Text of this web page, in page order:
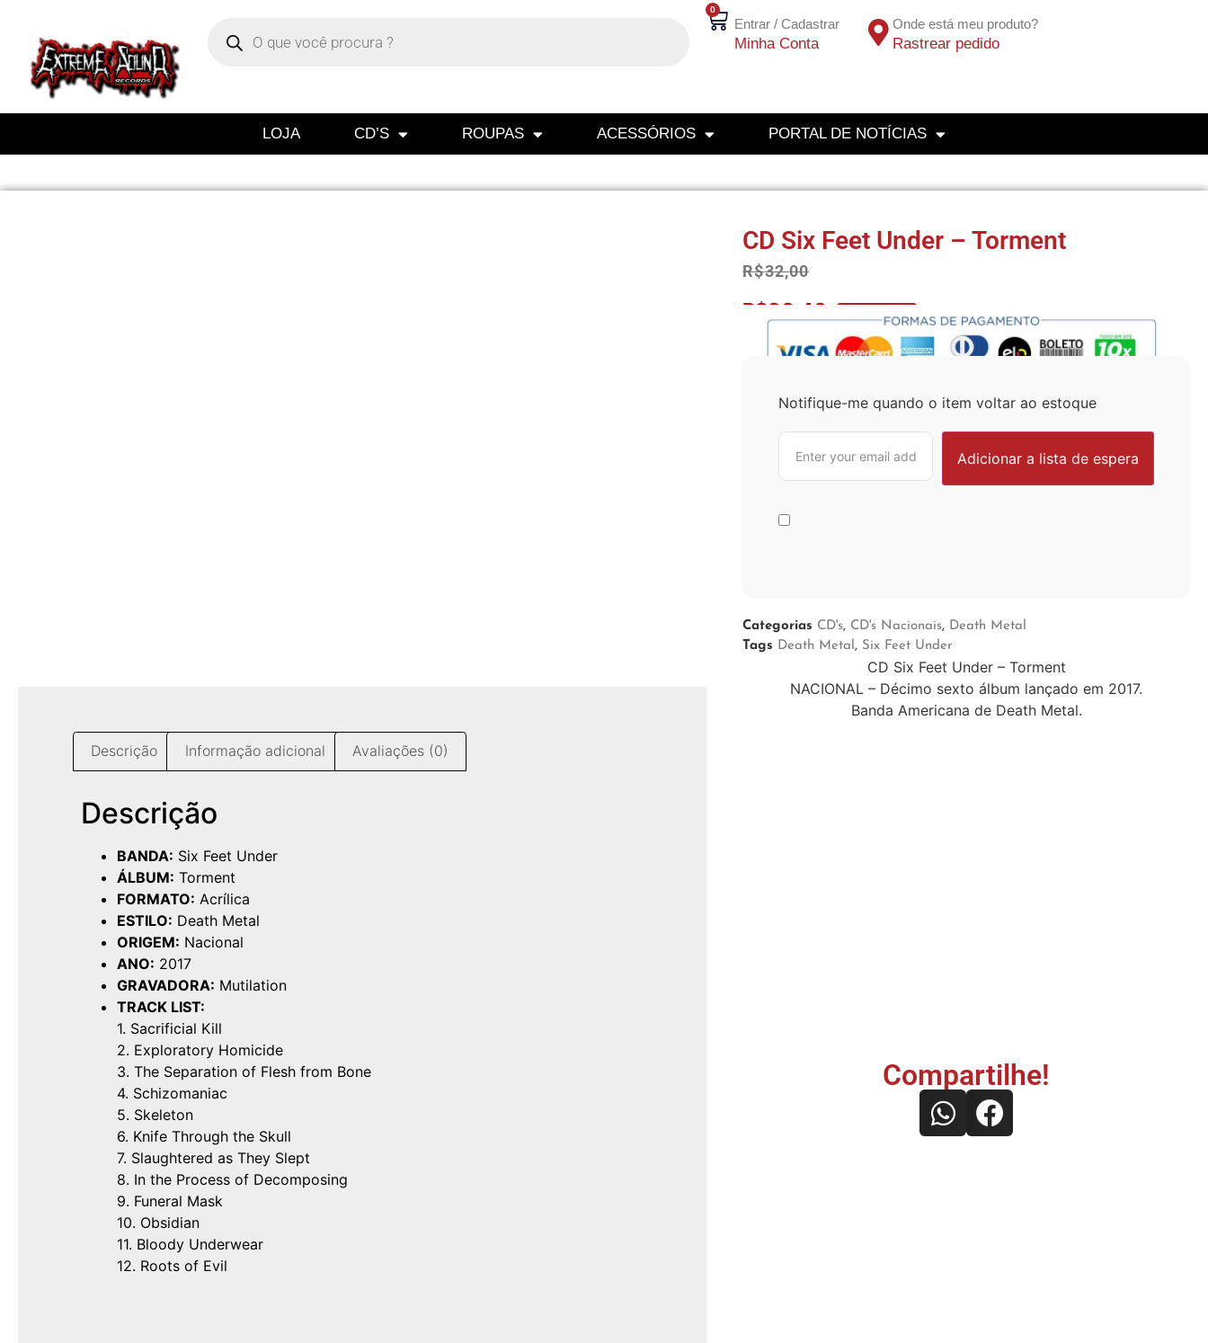
0
Entrar / Cadastrar
Minha Conta
Onde está meu produto?
Rastrear pedido
LOJA CD’S ROUPAS ACESSÓRIOS PORTAL DE NOTÍCIAS
Descrição Informação adicional Avaliações (0)
Descrição
BANDA: Six Feet Under
ÁLBUM: Torment
FORMATO: Acrílica
ESTILO: Death Metal
ORIGEM: Nacional
ANO: 2017
GRAVADORA: Mutilation
TRACK LIST:
1. Sacrificial Kill
2. Exploratory Homicide
3. The Separation of Flesh from Bone
4. Schizomaniac
5. Skeleton
6. Knife Through the Skull
7. Slaughtered as They Slept
8. In the Process of Decomposing
9. Funeral Mask
10. Obsidian
11. Bloody Underwear
12. Roots of Evil
CD Six Feet Under – Torment
R$32,00
R$30,40
Notifique-me quando o item voltar ao estoque
Categorias CD's, CD's Nacionais, Death Metal
Tags Death Metal , Six Feet Under
CD Six Feet Under – Torment
NACIONAL – Décimo sexto álbum lançado em 2017.
Banda Americana de Death Metal.
Compartilhe!